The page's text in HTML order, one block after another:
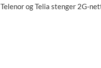
Telenor og Telia stenger 2G-